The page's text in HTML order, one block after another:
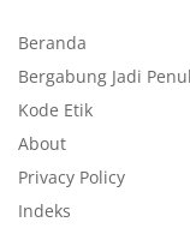
Beranda
Bergabung Jadi
Kode Etik
About
Privacy Policy
Indeks